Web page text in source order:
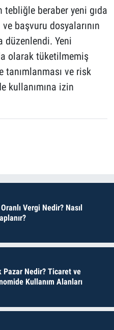
tebliğle beraber yeni gıda
başvuru dosyalarının
düzenlendi. Yeni
olarak tüketilmemiş
tanımlanması ve risk
kullanımına izin
Vergi Nedir? Nasıl
Pazar Nedir? Ticaret ve
Kullanım Alanları